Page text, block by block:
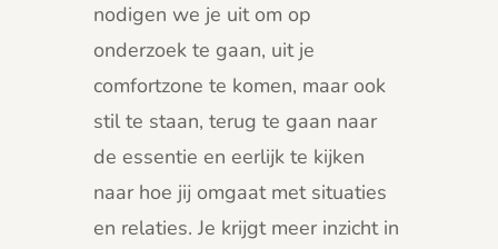
nodigen we je uit om op
onderzoek te gaan, uit je
comfortzone te komen, maar ook
stil te staan, terug te gaan naar
de essentie en eerlijk te kijken
naar hoe jij omgaat met situaties
en relaties. Je krijgt meer inzicht in